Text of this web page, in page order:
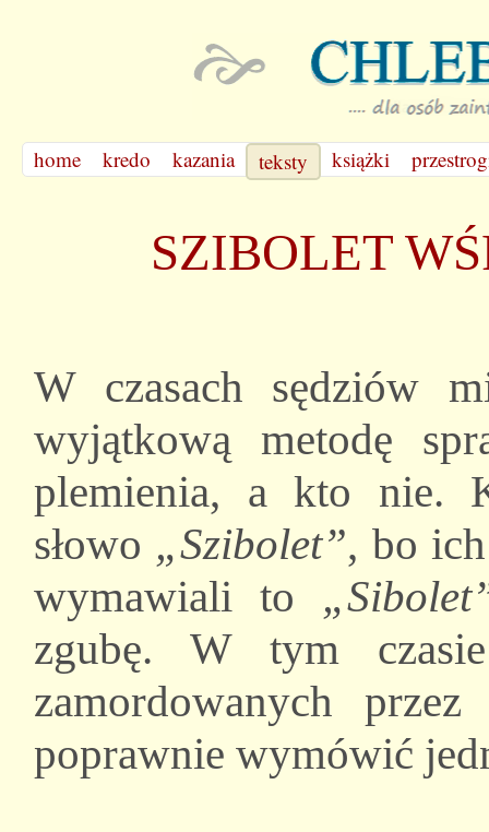
home kredo kazania teksty książki
SZIBOLET
W czasach sędziów
wyjątkową metodę
plemienia, a kto nie.
słowo „Szibolet”, bo
wymawiali to
zgubę. W tym
zamordowanych
poprawnie wymówić